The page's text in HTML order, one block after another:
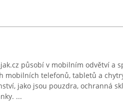
působí v mobilním odvětví a
mobilních telefonů, tabletů a
jako jsou pouzdra, ochranná
...